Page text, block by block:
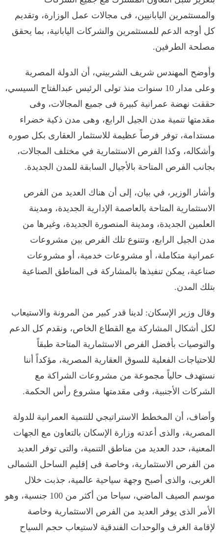
والمستثمرين اليابانيين، فى مجالات عمل الوزارة، وتقديم
كل أوجه الدعم للمستثمرين والشركات اليابانية، بما يحقق
مصلحة الطرفين.
وأوضح المهندس شريف الشربيني، أن الدولة المصرية
وعلى مدار 10 سنوات منذ تولى الرئيس عبدالفتاح السيسي،
حققت نهضة عمرانية كبيرة فى جميع المجالات، وفى
مقدمتها تنمية مدن الجيل الرابع، وهى مدن ذكية خضراء
مستدامة، توفر فرصاً عظيمة للاستثمار العقارى بكل صوره
وأشكاله، وكذا الفرص الاستثمارية في مختلف المجالات،
بجانب الفرص المتاحة بالأجيال السابقة للمدن الجديدة.
وأشار الوزير، في بيان، إلى أن هناك العديد من الفرص
الاستثمارية المتاحة بالعاصمة الإدارية الجديدة، ومدينة
العلمين الجديدة، ومدينة المنصورة الجديدة، وغيرها من
مدن الجيل الرابع، وتتنوع تلك الفرص بين مشروعات
عمرانية متكاملة، أو مشروعات خدمية، أو مشروعات
صناعية، يمكن تنفيذها بالمشاركة فى المناطق الصناعية
بتلك المدن.
وقال وزير الإسكان: لدينا قدر كبير من المرونة والاستيعاب
لكل أشكال المشاركة مع القطاع الخاص، ونقدم كل الدعم
والتوصيات بأفضل الفرص الاستثمارية المتاحة طبقاً
للاحتياجات الفعلية للسوق العقارية المصرية، مؤكداً أننا
نستهدف حالياً مجموعة من مشروعات الشراكة مع
الشركات الأجنبية، وفى مقدمتها مشروع رأس الحكمة.
وأضاف، أن المخطط الاستراتيجي للتنمية العمرانية للدولة
المصرية، والذى أعدته وزارة الإسكان بالتعاون مع الجهات
المعنية، حدد العديد من مناطق التنمية، والتى توفر العديد
من الفرص الاستثمارية، وخاصة فى إقليم الساحل الشمالى
الغربى، والذى أصبح وجهة سياحية عالمية، جذبت خلال
موسم الصيف الماضي، سياحا من أكثر من 100 جنسية، وهو
الأمر الذى يوفر العديد من الفرص الاستثمارية وخاصة
لإقامة الغرف والوحدات الفندقية لاستيعاب حجم السياح